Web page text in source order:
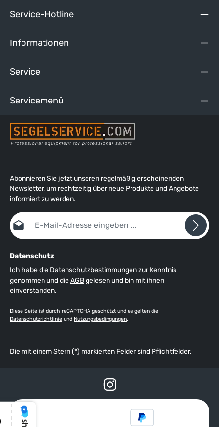
Service-Hotline
Informationen
Service
Servicemenü
Abonnieren Sie jetzt unseren regelmäßig erscheinenden
Newsletter, um rechtzeitig über neue Produkte und Angebote
informiert zu werden.
E-Mail-Adresse*
Datenschutz
Ich habe die Datenschutzbestimmungenzur Kenntnis
genommen und dieAGBgelesen und bin mit ihnen
einverstanden.
Diese Seite ist durch reCAPTCHA geschützt und es gelten die
Datenschutzrichtlinie und Nutzungsbedingungen.
Die mit einem Stern (*) markierten Felder sind Pflichtfelder.